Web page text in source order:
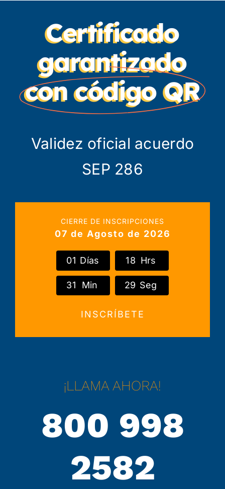
Certificado
garantizado
con código QR
Validez oficial acuerdo
SEP 286
CIERRE DE INSCRIPCIONES
07 de Agosto de 2026
01 Días 18 Hrs
31 Min 29 Seg
INSCRÍBETE
¡LLAMA AHORA!
800 998
2582